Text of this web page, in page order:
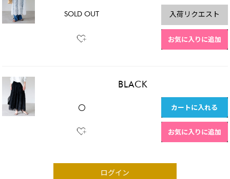
SOLD OUT 入荷リクエスト
お気に入りに追加
BLACK
〇 カートに入れる
お気に入りに追加
ログイン